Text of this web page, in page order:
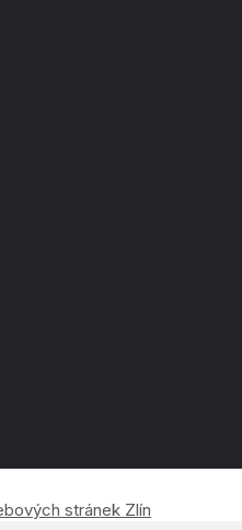
stránek Zlín